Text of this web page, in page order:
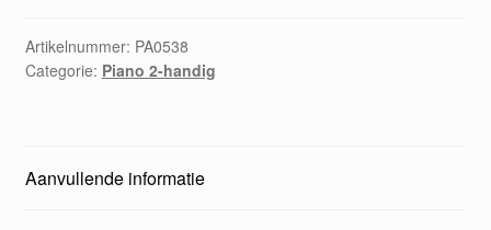
Artikelnummer: PA0538
Categorie: Piano 2-handig
Aanvullende informatie